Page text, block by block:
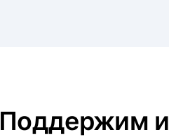
Поддержим и